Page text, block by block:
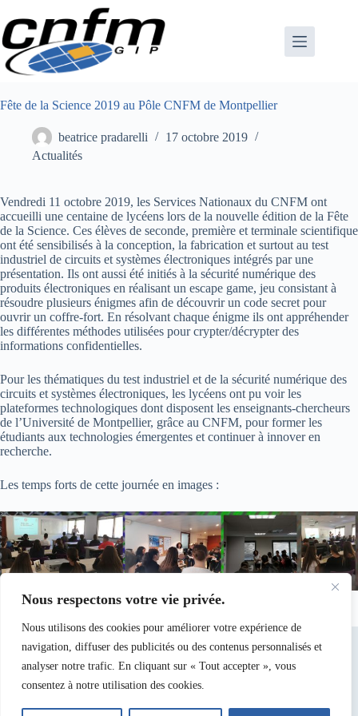
Nous respectons votre vie privée.
Nous utilisons des cookies pour améliorer votre expérience de
navigation, diffuser des publicités ou des contenus personnalisés et
analyser notre trafic. En cliquant sur « Tout accepter », vous
consentez à notre utilisation des cookies.
au
contenu
Fête de la Science 2019 au Pôle CNFM de Montpellier
beatrice pradarelli
17 octobre 2019
Actualités
Vendredi 11 octobre 2019, les Services Nationaux du CNFM ont
accueilli une centaine de lycéens lors de la nouvelle édition de la Fête
de la Science. Ces élèves de seconde, première et terminale scientifique
ont été sensibilisés à la conception, la fabrication et surtout au test
industriel de circuits et systèmes électroniques intégrés par une
présentation. Ils ont aussi été initiés à la sécurité numérique des
produits électroniques en réalisant un escape game, jeu consistant à
résoudre plusieurs énigmes afin de découvrir un code secret pour
ouvrir un coffre-fort. En résolvant chaque énigme ils ont appréhender
les différentes méthodes utilisées pour crypter/décrypter des
informations confidentielles.
Pour les thématiques du test industriel et de la sécurité numérique des
circuits et systèmes électroniques, les lycéens ont pu voir les
plateformes technologiques dont disposent les enseignants-chercheurs
de l’Université de Montpellier, grâce au CNFM, pour former les
étudiants aux technologies émergentes et continuer à innover en
recherche.
Les temps forts de cette journée en images :